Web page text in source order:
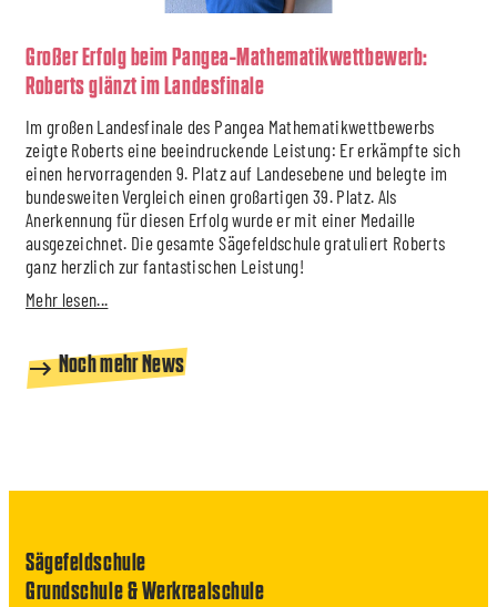
Großer Erfolg beim Pangea-Mathematikwettbewerb:
Roberts glänzt im Landesfinale
Im großen Landesfinale des Pangea Mathematikwettbewerbs
zeigte Roberts eine beeindruckende Leistung: Er erkämpfte sich
einen hervorragenden 9. Platz auf Landesebene und belegte im
bundesweiten Vergleich einen großartigen 39. Platz. Als
Anerkennung für diesen Erfolg wurde er mit einer Medaille
ausgezeichnet. Die gesamte Sägefeldschule gratuliert Roberts
ganz herzlich zur fantastischen Leistung!
Mehr lesen...
Noch mehr News
Sägefeldschule
Grundschule & Werkrealschule